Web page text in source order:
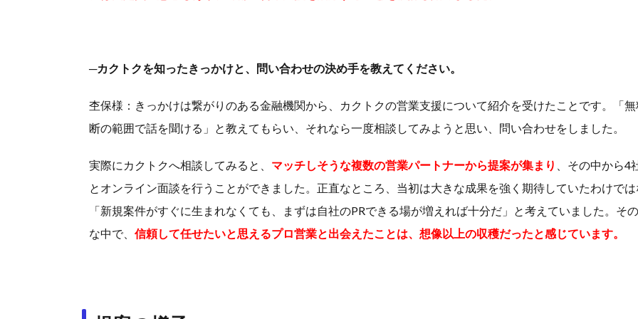
─カクトクを知ったきっかけと、問い合わせの決め手を教えてください。
杢保様：きっかけは繋がりのある金融機関から、カクトクの営業支援について紹介を受けたことです。「無
断の範囲で話を聞ける」と教えてもらい、それなら一度相談してみようと思い、問い合わせをしました。
実際にカクトクへ相談してみると、 マッチしそうな複数の営業パートナーから提案が集まり
、その中から4
とオンライン面談を行うことができました。正直なところ、当初は大きな成果を強く期待していたわけでは
「新規案件がすぐに生まれなくても、まずは自社のPRできる場が増えれば十分だ」と考えていました。そ
な中で、 信頼して任せたいと思えるプロ営業と出会えたことは、想像以上の収穫だったと感じています。